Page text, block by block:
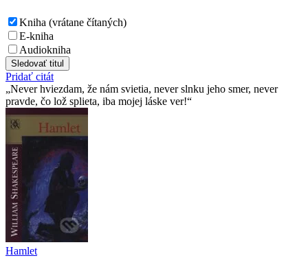
Kniha (vrátane čítaných)
E-kniha
Audiokniha
Sledovať titul
Pridať citát
Never hviezdam, že nám svietia, never slnku jeho smer, never
pravde, čo lož splieta, iba mojej láske ver!
Hamlet